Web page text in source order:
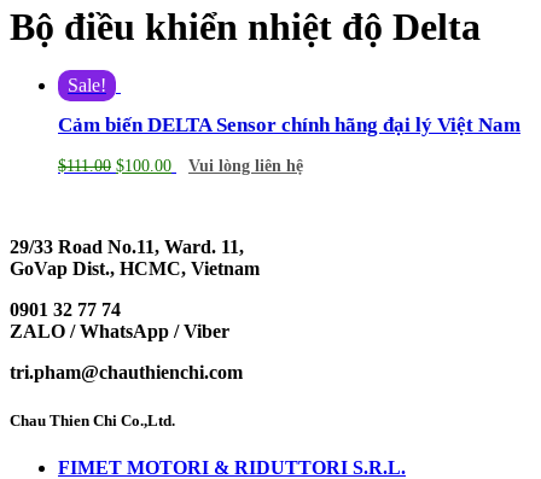
Bộ điều khiển nhiệt độ Delta
Sale!
Cảm biến DELTA Sensor chính hãng đại lý Việt Nam
$111.00 $100.00 Vui lòng liên hệ
29/33 Road No.11, Ward. 11,
GoVap Dist., HCMC, Vietnam
0901 32 77 74
ZALO / WhatsApp / Viber
tri.pham@chauthienchi.com
Chau Thien Chi Co.,Ltd.
FIMET MOTORI & RIDUTTORI S.R.L.